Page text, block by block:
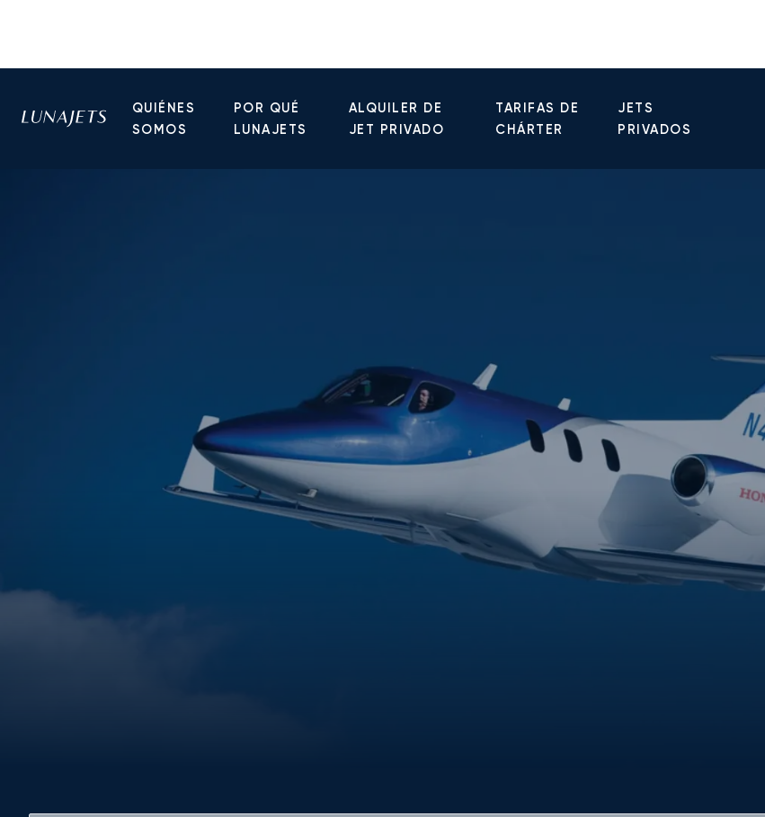
QUIÉNES
SOMOS
POR QUÉ
LUNAJETS
ALQUILER DE
JET PRIVADO
TARIFAS DE
CHÁRTER
JETS
PRIVADOS